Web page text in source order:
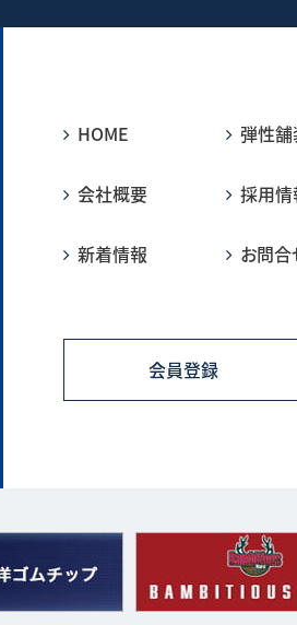
HOME 弾性
会社概要 採用情
新着情報 お問合
会員登録